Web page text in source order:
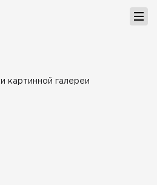
картинной галереи